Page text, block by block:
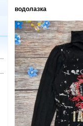
водолазка